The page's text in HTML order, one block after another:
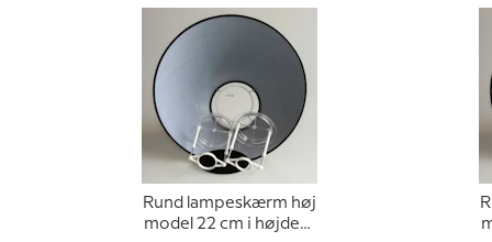
Rund lampeskærm høj
model 22 cm i højden,